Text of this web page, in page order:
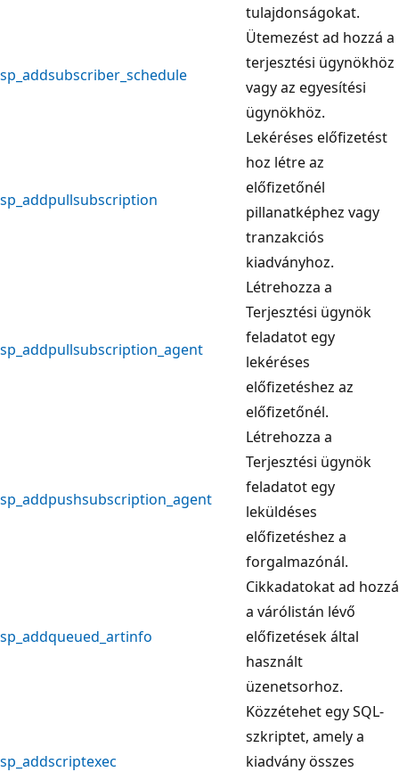
tulajdonságokat.
sp_addsubscriber_schedule
Ütemezést ad hozzá a
terjesztési ügynökhöz
vagy az egyesítési
ügynökhöz.
sp_addpullsubscription
Lekéréses előfizetést
hoz létre az
előfizetőnél
pillanatképhez vagy
tranzakciós
kiadványhoz.
sp_addpullsubscription_agent
Létrehozza a
Terjesztési ügynök
feladatot egy
lekéréses
előfizetéshez az
előfizetőnél.
sp_addpushsubscription_agent
Létrehozza a
Terjesztési ügynök
feladatot egy
leküldéses
előfizetéshez a
forgalmazónál.
sp_addqueued_artinfo
Cikkadatokat ad hozzá
a várólistán lévő
előfizetések által
használt
üzenetsorhoz.
sp_addscriptexec
Közzétehet egy SQL-
szkriptet, amely a
kiadvány összes